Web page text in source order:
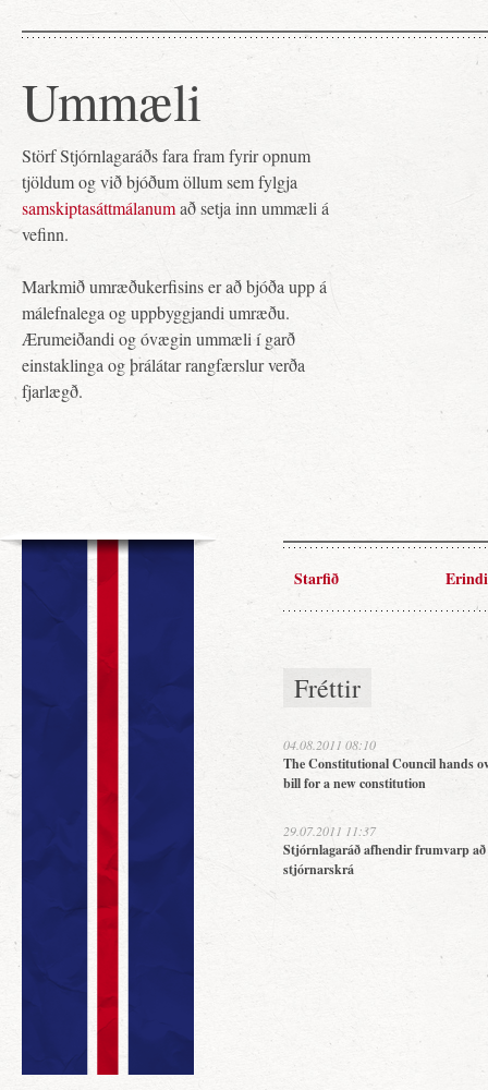
Ummæli
Störf Stjórnlagaráðs fara fram fyrir opnum
tjöldum og við bjóðum öllum sem fylgja
samskiptasáttmálanumað setja inn ummæli á
vefinn.
Markmið umræðukerfisins er að bjóða upp á
málefnalega og uppbyggjandi umræðu.
Ærumeiðandi og óvægin ummæli í garð
einstaklinga og þrálátar rangfærslur verða
fjarlægð.
Starfið Erindi
Fréttir
04.08.2011 08:10
The Constitutional Council hands
bill for a new constitution
29.07.2011 11:37
Stjórnlagaráð afhendir frumvarp
stjórnarskrá